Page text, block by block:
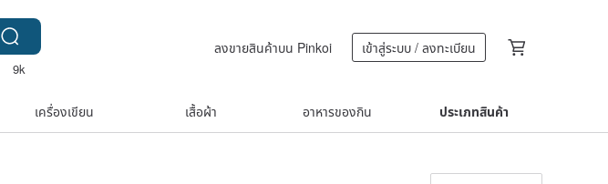
9k
ลงขายสินค้าบน Pinkoi เข้าสู่ระบบ / ลงทะเบียน
เครื่องเขียน เสื้อผ้า อาหารของกิน ประเภทสินค้า